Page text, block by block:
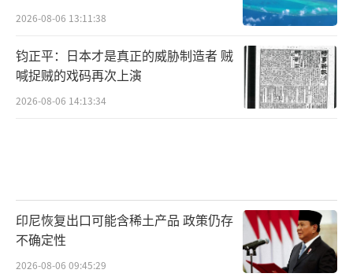
2026-08-06 13:11:38
钧正平：日本才是真正的威胁制造者 贼
喊捉贼的戏码再次上演
2026-08-06 14:13:34
印尼恢复出口可能含稀土产品 政策仍存
不确定性
2026-08-06 09:45:29